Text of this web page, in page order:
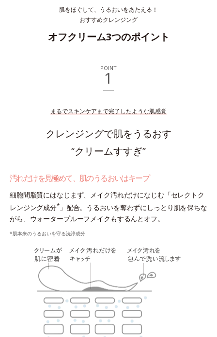
肌をほぐして、うるおいをあたえる！
おすすめクレンジング
オフクリーム3つのポイント
POINT
1
まるでスキンケアまで完了したような肌感覚
クレンジングで肌をうるおす
“クリームすすぎ”
汚れだけを見極めて、肌のうるおいはキープ
細胞間脂質にはなじまず、メイク汚れだけになじむ「セレクトク
レンジング成分*」配合。うるおいを奪わずにしっとり肌を保ちな
がら、ウォータープルーフメイクもするんとオフ。
*肌本来のうるおいを守る洗浄成分